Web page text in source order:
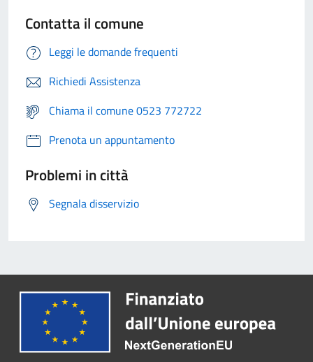
Contatta il comune
Leggi le domande frequenti
Richiedi Assistenza
Chiama il comune 0523 772722
Prenota un appuntamento
Problemi in città
Segnala disservizio